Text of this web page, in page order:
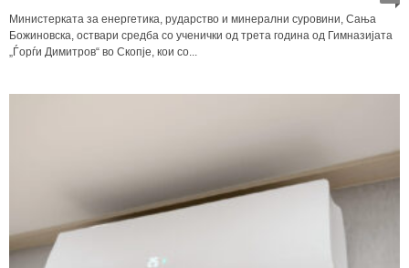
Министерката за енергетика, рударство и минерални суровини, Сања
Божиновска, оствари средба со ученички од трета година од Гимназијата
„Ѓорѓи Димитров“ во Скопје, кои со...